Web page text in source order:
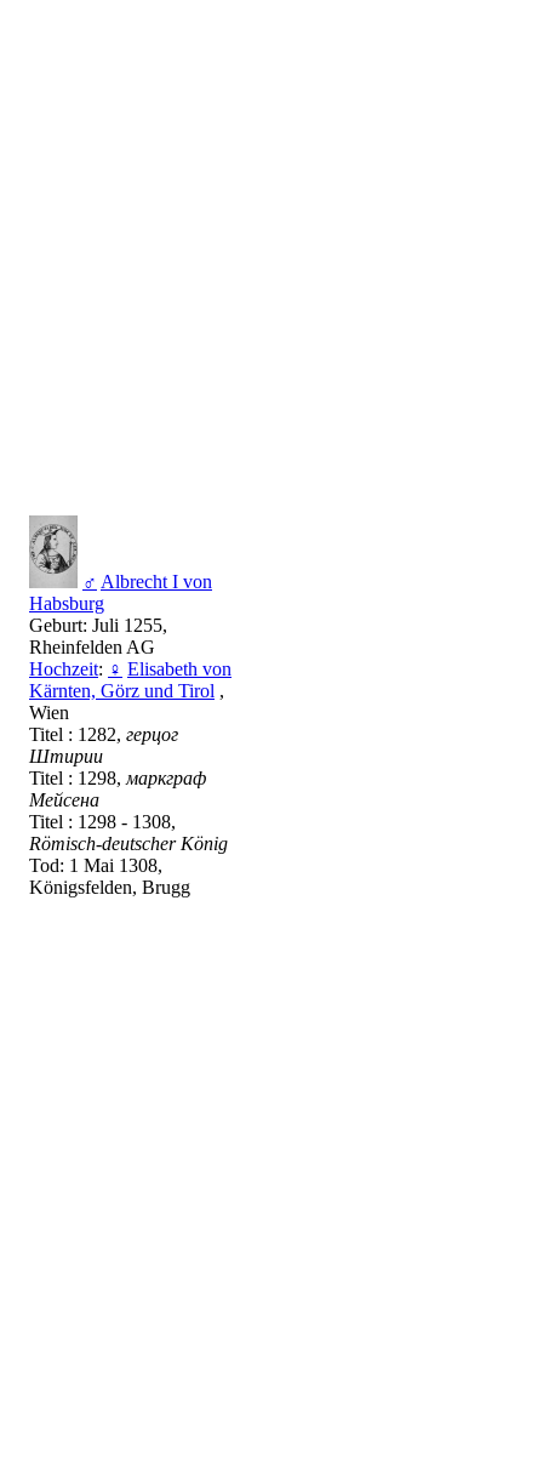
♂ Albrecht I von
Habsburg
Geburt: Juli 1255,
Rheinfelden AG
Hochzeit: ♀ Elisabeth von
Kärnten, Görz und Tirol ,
Wien
Titel : 1282, герцог
Штирии
Titel : 1298, маркграф
Мейсена
Titel : 1298 - 1308,
Römisch-deutscher König
Tod: 1 Mai 1308,
Königsfelden, Brugg